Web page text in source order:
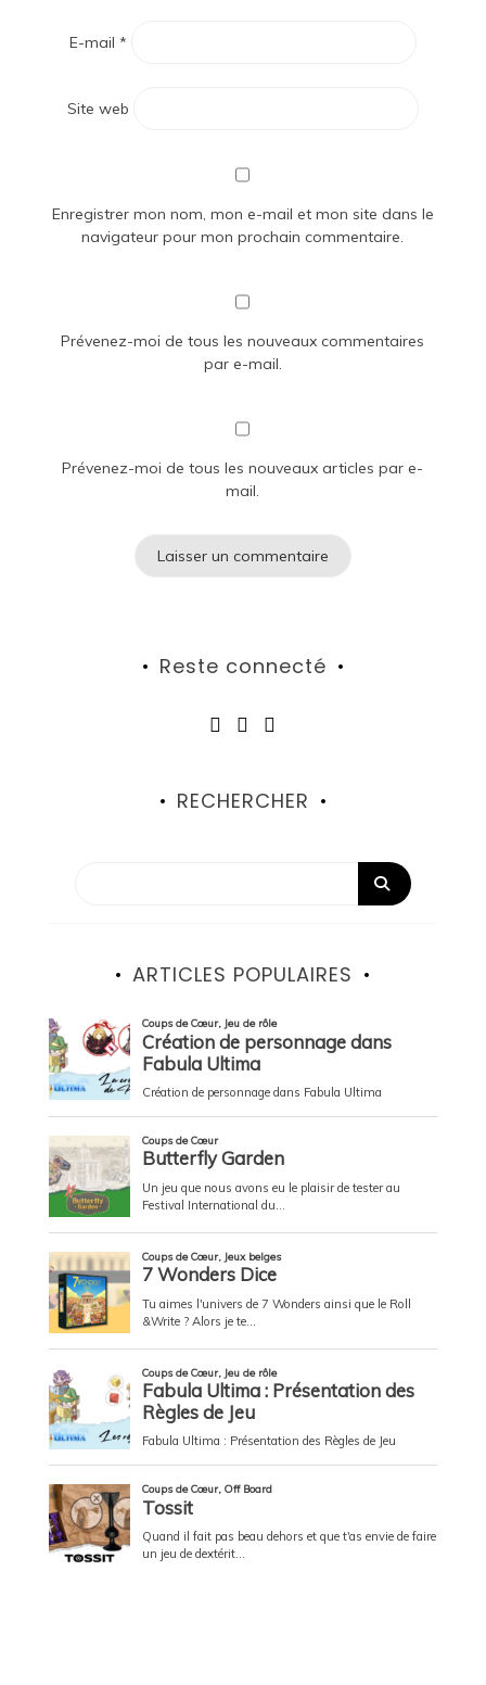
E-mail *
Site web
Enregistrer mon nom, mon e-mail et mon site dans le
navigateur pour mon prochain commentaire.
Prévenez-moi de tous les nouveaux commentaires
par e-mail.
Prévenez-moi de tous les nouveaux articles par e-
mail.
Reste connecté
RECHERCHER
ARTICLES POPULAIRES